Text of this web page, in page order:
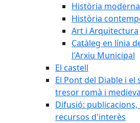
Història moderna
Història
Art i Arquitectura
Catàleg en línia
l'Arxiu Municipal
El castell
El Pont del Diable i el
tresor romà i
Difusió:
recursos d'interès